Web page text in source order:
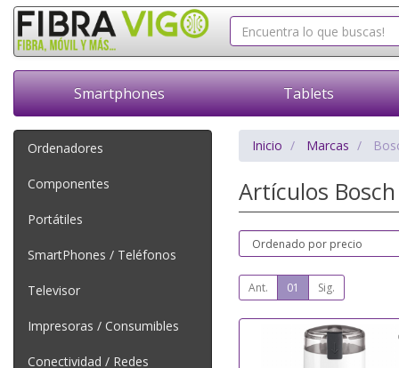
Smartphones Tablets
Ordenadores
Componentes
Portátiles
SmartPhones / Teléfonos
Televisor
Impresoras / Consumibles
Conectividad / Redes
Inicio Marcas
Artículos
Ant. 01 Sig.